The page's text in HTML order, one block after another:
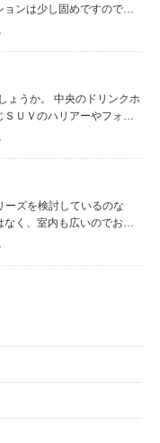
ンは少し固めですので、
ないでしょうか。 ハンド
速だと加速が良く安定感が
ドでも安心して曲がれま
、室内も広く高級感があ
中に操作する主な機能はハ
。また、CD挿入口の下の
。
ょうか。 中央のドリンクホ
ＵＶのハリアーやフォレ
足りなさも感じます。
ズを検討しているのな
く、室内も広いのでおす